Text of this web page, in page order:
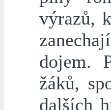
výrazů,
dojem.
žáků,
dalších